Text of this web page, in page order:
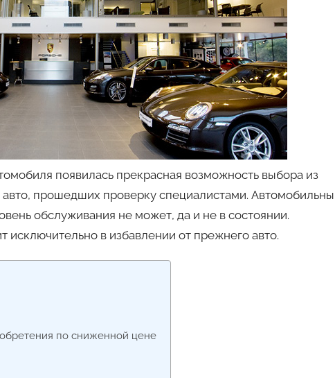
появилась прекрасная возможность выбора из
прошедших проверку специалистами.
обслуживания не может, да и не в состоянии.
исключительно в избавлении от прежнего авто.
по сниженной цене